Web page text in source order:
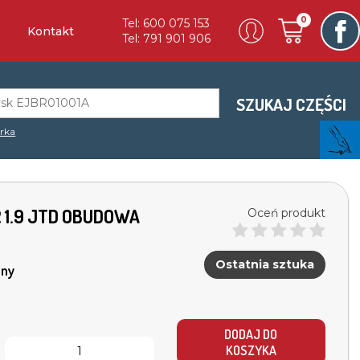
Kontakt
Tel: 600 075 153
Tel: 791 901 906
0
SZUKAJ CZĘŚCI
1.9 JTD OBUDOWA
Oceń produkt
Ostatnia sztuka
DODAJ DO
KOSZYKA